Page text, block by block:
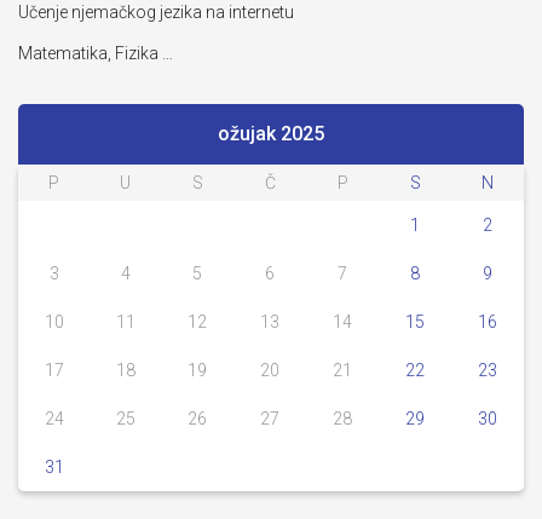
Učenje njemačkog jezika na internetu
Matematika, Fizika …
ožujak 2025
P U S Č P S N
1 2
3 4 5 6 7 8 9
10 11 12 13 14 15 16
17 18 19 20 21 22 23
24 25 26 27 28 29 30
31